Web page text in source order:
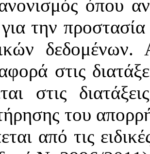
όπου
την
στις
στις
του
από τις